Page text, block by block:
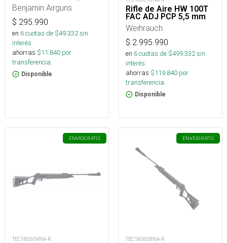
Benjamin Airguns
$ 295.990
en 6cuotas de $49.332sin
interés
ahorras $11.840 por
transferencia.
Disponible
Rifle de Aire HW 100T
FAC ADJ PCP 5,5 mm
Weihrauch
$ 2.995.990
en 6cuotas de $499.332sin
interés
ahorras $119.840 por
transferencia.
Disponible
ENVÍOGRATIS
TEC180609NA-R
ENVÍOGRATIS
TEC180608NA-R